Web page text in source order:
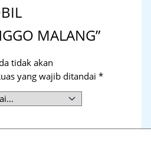
MALANG”
tidak akan
yang wajib ditandai*